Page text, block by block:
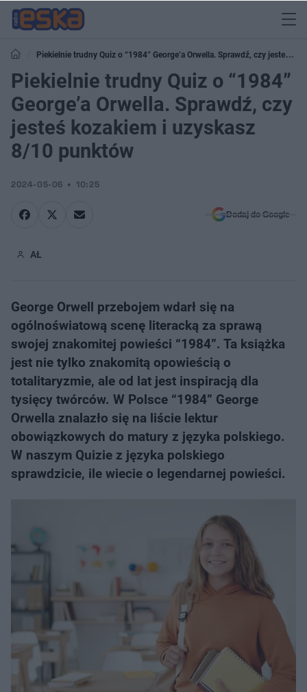
Piekielnie trudny Quiz o “1984” George’a Orwella. Sprawdź, czy jesteś
kozakiem i uzyskasz 8/10 punktów
Piekielnie trudny Quiz o “1984”
George’a Orwella. Sprawdź, czy
jesteś kozakiem i uzyskasz
8/10 punktów
2024-05-06 10:25
Dodaj do Google
AŁ
George Orwell przebojem wdarł się na
ogólnoświatową scenę literacką za sprawą
swojej znakomitej powieści “1984”. Ta książka
jest nie tylko znakomitą opowieścią o
totalitaryzmie, ale od lat jest inspiracją dla
tysięcy twórców. W Polsce “1984” George
Orwella znalazło się na liście lektur
obowiązkowych do matury z języka polskiego.
W naszym Quizie z języka polskiego
sprawdzicie, ile wiecie o legendarnej powieści.